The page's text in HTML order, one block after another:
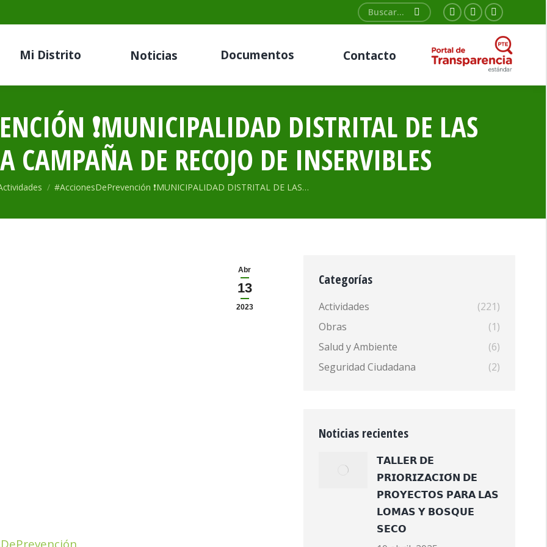
Buscar:
Facebook
opens
Twitter
page
opens
YouTube
page
opens
in
Mi Distrito Noticias Documentos Contacto
❗️MUNICIPALIDAD DISTRITAL DE LAS
CAMPAÑA DE RECOJO DE INSERVIBLES
#AccionesDePrevención ❗️MUNICIPALIDAD DISTRITAL DE LAS…
Abr
13
2023
Categorías
Actividades
(221)
Obras
(1)
Salud y Ambiente
(6)
Seguridad Ciudadana
(2)
Noticias recientes
𝗧𝗔𝗟𝗟𝗘𝗥 𝗗𝗘
𝗣𝗥𝗜𝗢𝗥𝗜𝗭𝗔𝗖𝗜𝗢́𝗡 𝗗𝗘
𝗣𝗥𝗢𝗬𝗘𝗖𝗧𝗢𝗦 𝗣𝗔𝗥𝗔 𝗟𝗔𝗦
𝗟𝗢𝗠𝗔𝗦 𝗬 𝗕𝗢𝗦𝗤𝗨𝗘
𝗦𝗘𝗖𝗢